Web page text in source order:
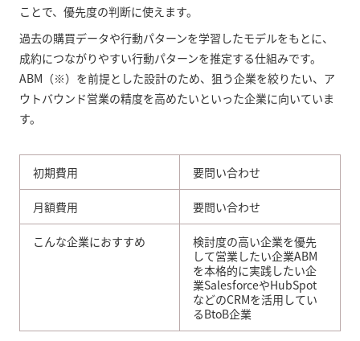
ことで、優先度の判断に使えます。
過去の購買データや行動パターンを学習したモデルをもとに、
成約につながりやすい行動パターンを推定する仕組みです。
ABM（※）を前提とした設計のため、狙う企業を絞りたい、ア
ウトバウンド営業の精度を高めたいといった企業に向いていま
す。
初期費用 要問い合わせ
月額費用 要問い合わせ
こんな企業におすすめ
検討度の高い企業を優先
して営業したい企業ABM
を本格的に実践したい企
業SalesforceやHubSpot
などのCRMを活用してい
るBtoB企業